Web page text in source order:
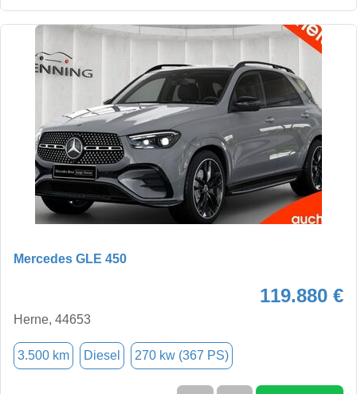
Mercedes GLE 450
119.880 €
Herne, 44653
3.500 km Diesel 270 kw (367 PS)